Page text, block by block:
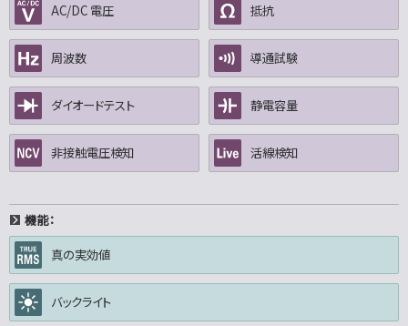
AC/DC 電圧
抵抗
周波数 導通試験
ダイオードテスト 静電容量
非接触電圧検知 活線検知
機能：
真の実効値
バックライト